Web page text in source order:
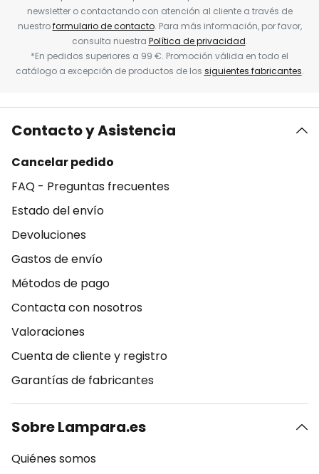
newsletter o contactando con atención al cliente a través de
nuestroformulario de contacto. Para más información, por favor,
consulta nuestra Política de privacidad.
*En pedidos superiores a 99 €. Promoción válida en todo el
catálogo a excepción de productos de los siguientes fabricantes.
Contacto y Asistencia
Cancelar pedido
FAQ - Preguntas frecuentes
Estado del envío
Devoluciones
Gastos de envío
Métodos de pago
Contacta con nosotros
Valoraciones
Cuenta de cliente y registro
Garantías de fabricantes
Sobre Lampara.es
Quiénes somos